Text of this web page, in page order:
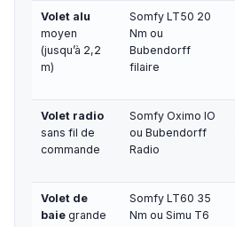
Volet alu
moyen
(jusqu’à 2,2
m)
Somfy LT50 20
Nm ou
Bubendorff
filaire
Volet radio
sans fil de
commande
Somfy Oximo IO
ou Bubendorff
Radio
Volet de
baie grande
Somfy LT60 35
Nm ou Simu T6